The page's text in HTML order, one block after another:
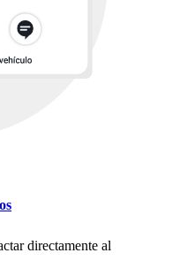
s
tar directamente al